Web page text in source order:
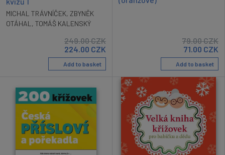
MICHAL TRÁVNÍČEK, ZBYNĚK
OTÁHAL, TOMÁŠ KALENSKÝ
249.00CZK
224.00 CZK
Add to basket
79.00CZK
71.00 CZK
Add to basket